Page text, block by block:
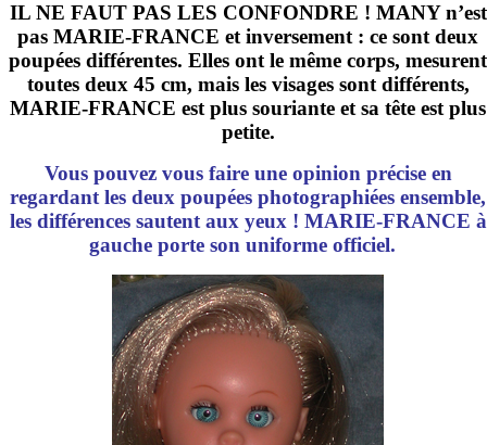
IL NE FAUT PAS LES CONFONDRE ! MANY n’est
pas MARIE-FRANCE et inversement : ce sont deux
poupées différentes. Elles ont le même corps, mesurent
toutes deux 45 cm, mais les visages sont différents,
MARIE-FRANCE est plus souriante et sa tête est plus
petite.
Vous pouvez vous faire une opinion précise en
regardant les deux poupées photographiées ensemble,
les différences sautent aux yeux ! MARIE-FRANCE à
gauche porte son uniforme officiel.